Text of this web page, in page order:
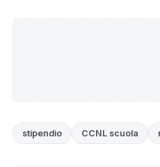
stipendio CCNL scuola